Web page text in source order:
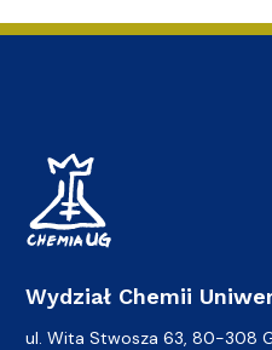
Wydział Chemii
ul. Wita Stwosza 63, 80-308